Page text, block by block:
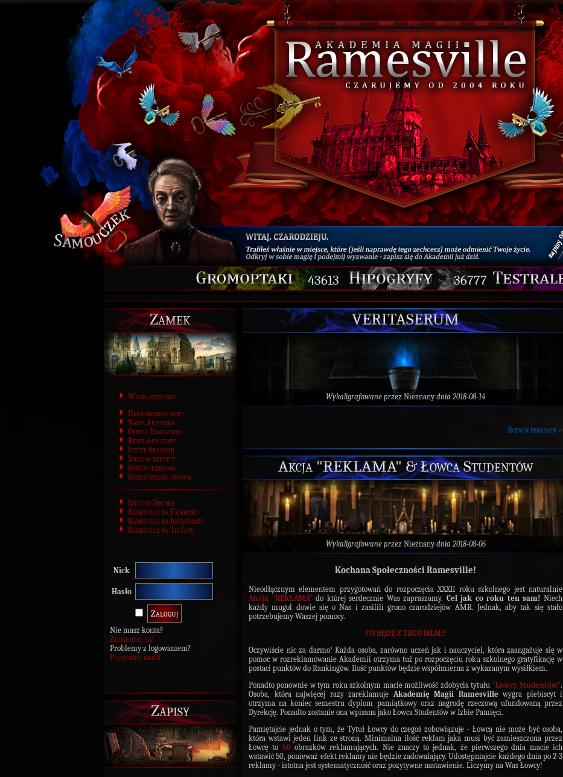
43613 36777
Zamek
Wrota wejściowe
Harmonogram roku
Nasza Akademia
Oferta Edukacyjna
Regulamin czatu
Statut Akademii
Szkolne dekrety
System oceniania
System pisania newsów
Szkolny Discord
Ramesville na Facebooku
Ramesville na Instagramie
Ramesville na TikToku
Nick
Hasło
Nie masz konta?
Zarejestruj się!
Problemy z logowaniem?
Przypomnij hasło!
Zapisy
VERITASERUM
Wykaligrafowane przez Nieznanydnia 2018-08-14
Rozwiń pergamin >
Akcja "REKLAMA" & Łowca Studentów
Wykaligrafowane przez Nieznanydnia 2018-08-06
Kochana Społeczności Ramesville!
Nieodłącznym elementem przygotowań do rozpoczęcia XXXII roku szkolnego jest naturalnie
Akcja "REKLAMA"do której serdecznie Was zapraszamy. Cel jak co roku ten sam! Niech
każdy mugol dowie się o Nas i zasilili grono czarodziejów AMR. Jednak, aby tak się stało
potrzebujemy Waszej pomocy.
CO BĘDĘ Z TEGO MIAŁ?
Oczywiście nic za darmo! Każda osoba, zarówno uczeń jak i nauczyciel, która zaangażuje się w
pomoc w rozreklamowanie Akademii otrzyma tuż po rozpoczęciu roku szkolnego gratyfikację w
postaci punktów do Rankingów. Ilość punktów będzie współmierna z wykazanym wysiłkiem.
Ponadto ponownie w tym roku szkolnym macie możliwość zdobycia tytułu "Łowcy Studentów".
Osoba, która najwięcej razy zareklamuje Akademię Magii Ramesville wygra plebiscyt i
otrzyma na koniec semestru dyplom pamiątkowy oraz nagrodę rzeczową ufundowaną przez
Dyrekcję. Ponadto zostanie ona wpisana jako Łowca Studentów w Izbie Pamięci.
Pamiętajcie jednak o tym, że Tytuł Łowcy do czegoś zobowiązuje - Łowcą nie może być osoba,
która wstawi jeden link ze stroną. Minimalna ilość reklam jaka musi być zamieszczona przez
Łowcę to 50 obrazków reklamujących. Nie znaczy to jednak, że pierwszego dnia macie ich
wstawić 50, ponieważ efekt reklamy nie będzie zadowalający. Udostępniajcie każdego dnia po 2-3
reklamy - istotna jest systematyczność oraz pozytywne nastawienie. Liczymy na Was Łowcy!